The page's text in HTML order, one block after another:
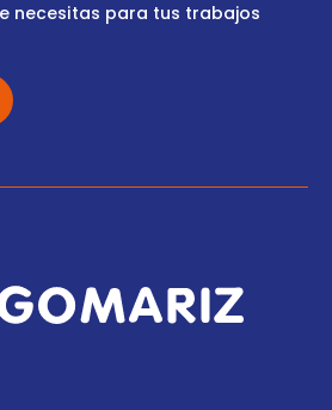
necesitas para tus trabajos